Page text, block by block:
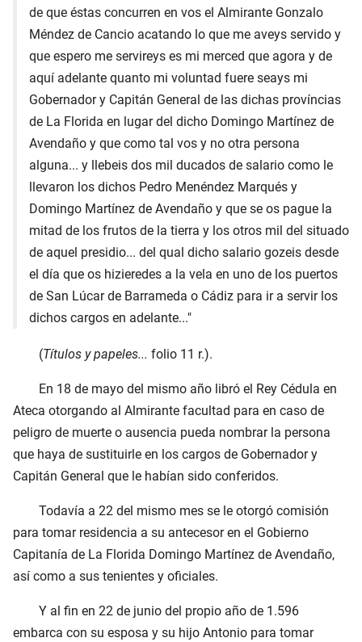
de que éstas concurren en vos el Almirante Gonzalo
Méndez de Cancio acatando lo que me aveys servido y
que espero me servireys es mi merced que agora y de
aquí adelante quanto mi voluntad fuere seays mi
Gobernador y Capitán General de las dichas províncias
de La Florida en lugar del dicho Domingo Martínez de
Avendaño y que como tal vos y no otra persona
alguna... y llebeis dos mil ducados de salario como le
llevaron los dichos Pedro Menéndez Marqués y
Domingo Martínez de Avendaño y que se os pague la
mitad de los frutos de la tierra y los otros mil del situado
de aquel presidio... del qual dicho salario gozeis desde
el día que os hizieredes a la vela en uno de los puertos
de San Lúcar de Barrameda o Cádiz para ir a servir los
dichos cargos en adelante..."
(Títulos y papeles... folio 11 r.).
En 18 de mayo del mismo año libró el Rey Cédula en
Ateca otorgando al Almirante facultad para en caso de
peligro de muerte o ausencia pueda nombrar la persona
que haya de sustituirle en los cargos de Gobernador y
Capitán General que le habían sido conferidos.
Todavía a 22 del mismo mes se le otorgó comisión
para tomar residencia a su antecesor en el Gobierno
Capitanía de La Florida Domingo Martínez de Avendaño,
así como a sus tenientes y oficiales.
Y al fin en 22 de junio del propio año de 1.596
embarca con su esposa y su hijo Antonio para tomar